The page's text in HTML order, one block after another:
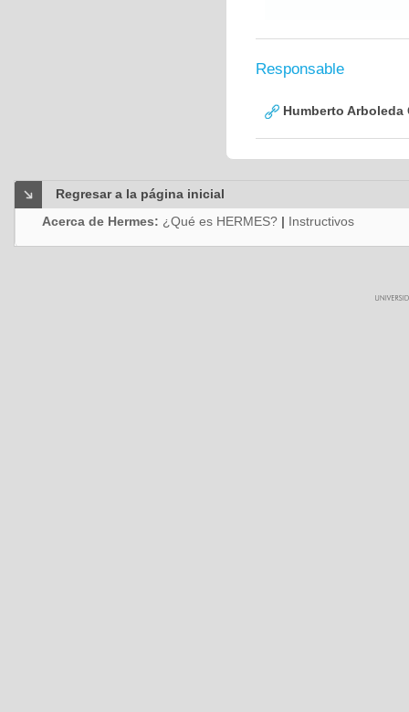
Responsable
Humberto Arboleda
Regresar a la página inicial
Acerca de Hermes: ¿Qué es HERMES? | Instructivos